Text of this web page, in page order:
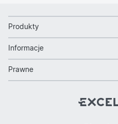
Produkty
Informacje
Prawne